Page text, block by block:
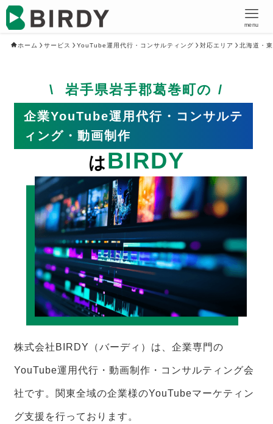
menu
ホーム サービス YouTube運用代行・コンサルティング 対応エリア 北海道・
岩手県岩手郡葛巻町の
企業YouTube運用代行・コンサルテ
ィング・動画制作
はBIRDY
株式会社BIRDY（バーディ）は、企業専門の
YouTube運用代行・動画制作・コンサルティング会
社です。関東全域の企業様のYouTubeマーケティン
グ支援を行っております。